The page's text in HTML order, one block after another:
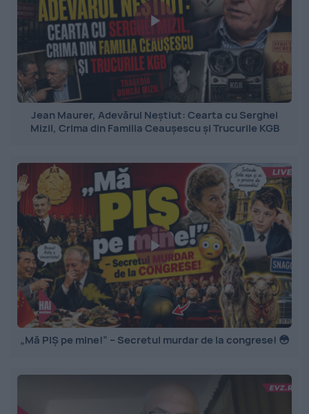
Jean Maurer, Adevărul Neștiut: Cearta cu Serghei
Mizil, Crima din Familia Ceaușescu și Trucurile KGB
„Mă PIȘ pe mine!” – Secretul murdar de la congrese! 😳